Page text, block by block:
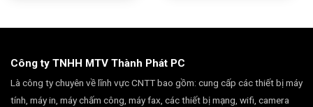
Công ty TNHH MTV Thành Phát PC
Là công ty chuyên về lĩnh vực CNTT bao gồm: cung cấp các thiết bị máy
tính, máy in, máy chấm công, máy fax, các thiết bị mạng, wifi, camera